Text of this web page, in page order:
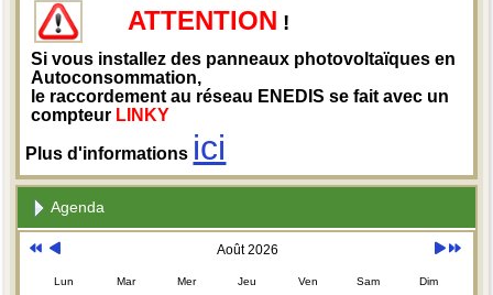
ATTENTION !
Si vous installez des panneaux photovoltaïques en
Autoconsommation,
le raccordement au réseau ENEDIS se fait avec un
compteur LINKY
Plus d'informations ici
Agenda
Août 2026
Lun Mar Mer Jeu Ven Sam Dim